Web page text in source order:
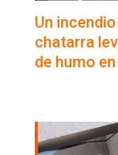
Un
chatarra
de humo